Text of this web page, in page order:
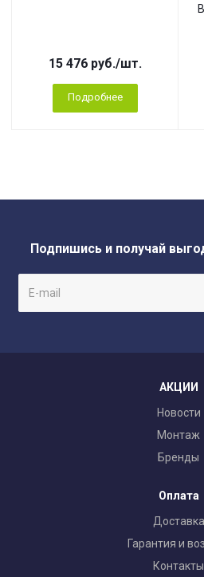
15 476 руб./шт.
Подробнее
Подпишись и получай
АКЦИИ
Новости
Монтаж
Бренды
Оплата
Доставка
Гарантия и
Контакты